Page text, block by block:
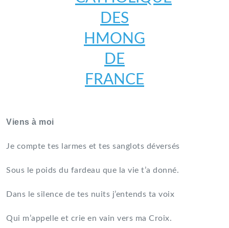
DES HMONG DE FRANCE
Viens à moi
Je compte tes larmes et tes sanglots déversés
Sous le poids du fardeau que la vie t’a donné.
Dans le silence de tes nuits j’entends ta voix
Qui m’appelle et crie en vain vers ma Croix.